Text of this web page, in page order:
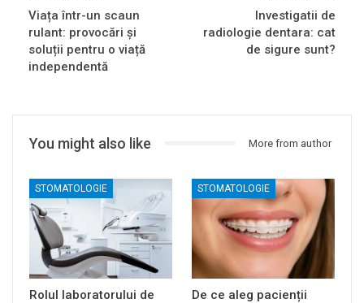
Viața într-un scaun
rulant: provocări și
soluții pentru o viață
independentă
Investigatii de
radiologie dentara: cat
de sigure sunt?
You might also like More from author
STOMATOLOGIE
Rolul laboratorului de
STOMATOLOGIE
De ce aleg pacienții